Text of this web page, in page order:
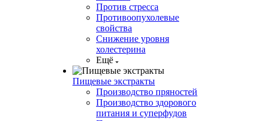
Против стресса
Противоопухолевые
свойства
Снижение уровня
холестерина
Ещё
Пищевые экстракты
Производство пряностей
Производство здорового
питания и суперфудов